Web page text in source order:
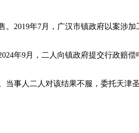
2019年7月，广汉市镇政府以案涉加
年9月，二人向镇政府提交行政赔
事人二人对该结果不服，委托天津